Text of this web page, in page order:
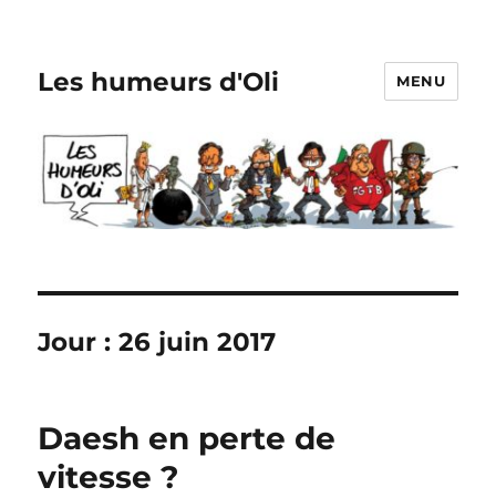
Les humeurs d'Oli MENU
Jour :26 juin 2017
Daesh en perte de
vitesse ?